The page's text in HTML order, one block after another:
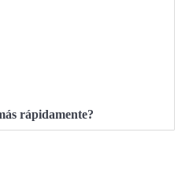
rápidamente?